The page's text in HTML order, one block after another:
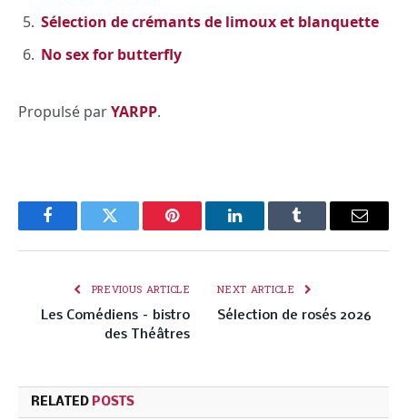
Sélection de crémants de limoux et blanquette
No sex for butterfly
Propulsé parYARPP.
FacebookTwitter Pinterest LinkedInTumblr Email
PREVIOUS ARTICLE
Les Comédiens – bistro
des Théâtres
NEXT ARTICLE
Sélection de rosés 2026
RELATED POSTS